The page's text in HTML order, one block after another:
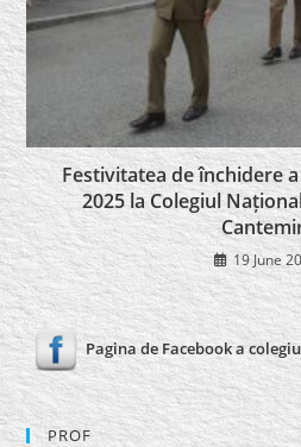
Festivitatea de închidere
2025 la Colegiul
19 June
Pagina de Facebook a
PROF